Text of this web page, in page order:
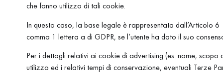
che fanno utilizzo di tali cookie.
In questo caso, la base legale è rappresentata dall’Articolo 6
comma 1 lettera a di GDPR, se l’utente ha dato il suo
Per i dettagli relativi ai cookie di advertising (es. nome, scopo
utilizzo ed i relativi tempi di conservazione, eventuali Terze